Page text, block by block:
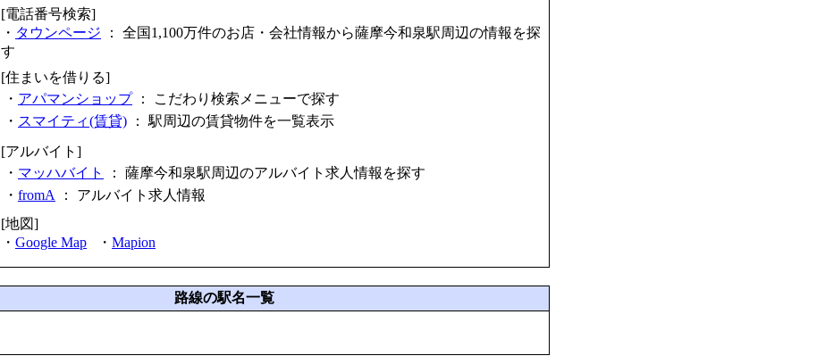
[電話番号検索]
・ タウンページ ： 全国1,100万件のお店・会社情報から薩摩今和泉駅周辺の情報を探
す
[住まいを借りる]
・ アパマンショップ： こだわり検索メニューで探す
・ スマイティ(賃貸) ： 駅周辺の賃貸物件を一覧表示
[アルバイト]
・ マッハバイト
： 薩摩今和泉駅周辺のアルバイト求人情報を探す
・ fromA ： アルバイト求人情報
[地図]
・ Google Map ・ Mapion
路線の駅名一覧